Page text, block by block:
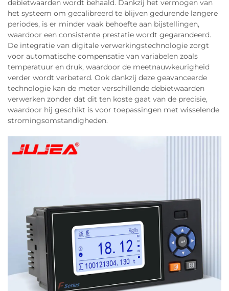
debietwaarden wordt behaald. Dankzij het vermogen van
het systeem om gecalibreerd te blijven gedurende langere
periodes, is er minder vaak behoefte aan bijstellingen,
waardoor een consistente prestatie wordt gegarandeerd.
De integratie van digitale verwerkingstechnologie zorgt
voor automatische compensatie van variabelen zoals
temperatuur en druk, waardoor de meetnauwkeurigheid
verder wordt verbeterd. Ook dankzij deze geavanceerde
technologie kan de meter verschillende debietwaarden
verwerken zonder dat dit ten koste gaat van de precisie,
waardoor hij geschikt is voor toepassingen met wisselende
stromingsomstandigheden.